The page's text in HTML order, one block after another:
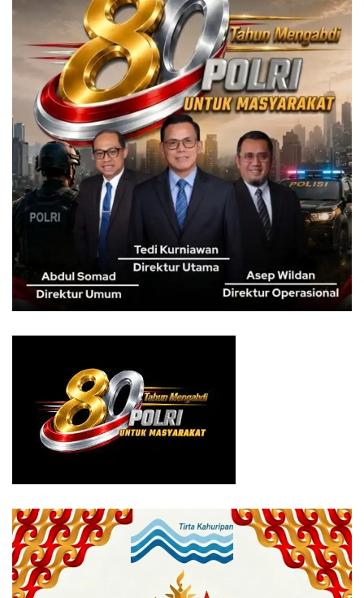
Menurut Rudy Susmanto, usulan calon Pj tersebut didapat
dari rekomendasi kelompok masyarakat dan fraksi DPRD.
“DPRD Kabupaten menerima usulan dan rekomendasi
dari beberapa kelompok masyarakay dan fraksi-fraksi
DPRD Kabupaten Bogor,” jelasnya.
Berikut 10 nama calon Pj Bupati Bogor yang diusulkan,
diantaranya
1. Engkus Sutisna (Staff Ahli Gubernur Jawa Barat bidang
hukum pemerintah dan politik)
2. Zaenudin MA (Ketua PCNU Kabupaten Bogor)
3. AKBP Iman Imanudin (Wakil Direktur Narkoba Polda
Metro Jaya)
4. Adang Suptandar (Auditor Ahli Utama Inspektorat
Kabupaten Bogor)
Kabupaten Bogor)
6. Nurdin (Direktur Generasi Perbantuan dan Kerja Sama
pada Direktorat Jendral Bina Adminstrasi Wilayah
Kementrian Dalam Negeri)
Kemasyarakatan dan Adab Desa PKK dan Posyandu pada
Dalam Negeri)
8. Soebiantoro (Kepala Dinas PUPR)
9. Risnandar Mandiwa SSTP (PLH Seksi Direjen Politik
dan TUN Direktur Kemasyarakatan